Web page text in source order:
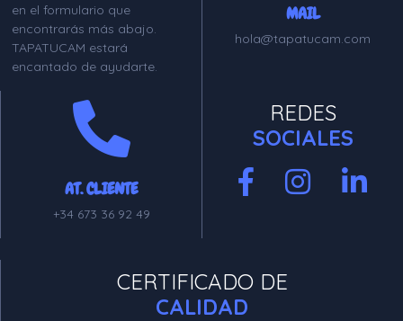
en el formulario que
encontrarás más abajo.
TAPATUCAM estará
encantado de ayudarte.
MAIL
hola@tapatucam.com
AT. CLIENTE
+34 673 36 92 49
REDES
SOCIALES
CERTIFICADO DE
CALIDAD